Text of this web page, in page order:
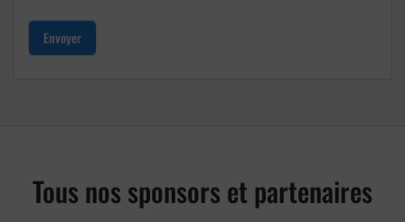
Envoyer
Tous nos sponsors et partenaires